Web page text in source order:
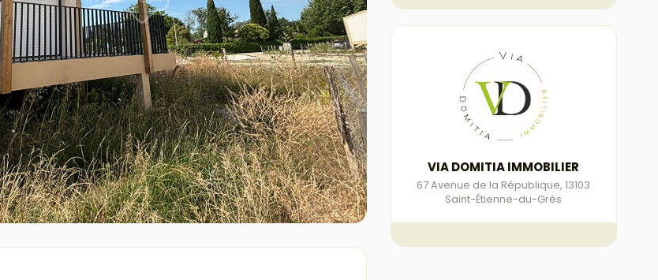
VIA DOMITIA IMMOBILIER
67 Avenue de la République,13103
Saint-Étienne-du-Grès